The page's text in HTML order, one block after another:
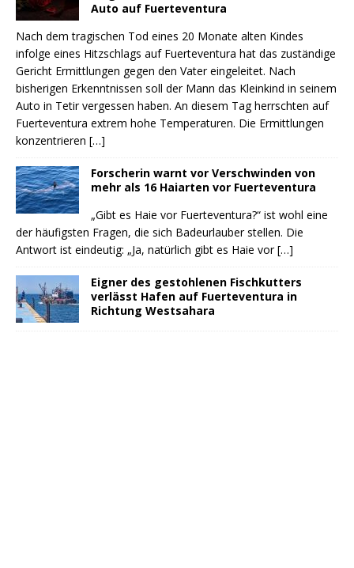
Auto auf Fuerteventura
Nach dem tragischen Tod eines 20 Monate alten Kindes
infolge eines Hitzschlags auf Fuerteventura hat das zuständige
Gericht Ermittlungen gegen den Vater eingeleitet. Nach
bisherigen Erkenntnissen soll der Mann das Kleinkind in seinem
Auto in Tetir vergessen haben. An diesem Tag herrschten auf
Fuerteventura extrem hohe Temperaturen. Die Ermittlungen
konzentrieren […]
Forscherin warnt vor Verschwinden von
mehr als 16 Haiarten vor Fuerteventura
„Gibt es Haie vor Fuerteventura?“ ist wohl eine
der häufigsten Fragen, die sich Badeurlauber stellen. Die
Antwort ist eindeutig: „Ja, natürlich gibt es Haie vor[…]
Eigner des gestohlenen Fischkutters
verlässt Hafen auf Fuerteventura in
Richtung Westsahara